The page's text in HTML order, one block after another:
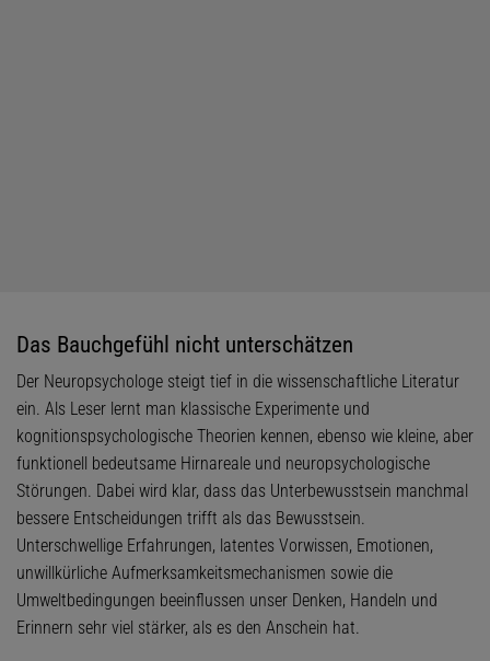
Das Bauchgefühl nicht unterschätzen
Der Neuropsychologe steigt tief in die wissenschaftliche Literatur
ein. Als Leser lernt man klassische Experimente und
kognitionspsychologische Theorien kennen, ebenso wie kleine, aber
funktionell bedeutsame Hirnareale und neuropsychologische
Störungen. Dabei wird klar, dass das Unterbewusstsein manchmal
bessere Entscheidungen trifft als das Bewusstsein.
Unterschwellige Erfahrungen, latentes Vorwissen, Emotionen,
unwillkürliche Aufmerksamkeitsmechanismen sowie die
Umweltbedingungen beeinflussen unser Denken, Handeln und
Erinnern sehr viel stärker, als es den Anschein hat.